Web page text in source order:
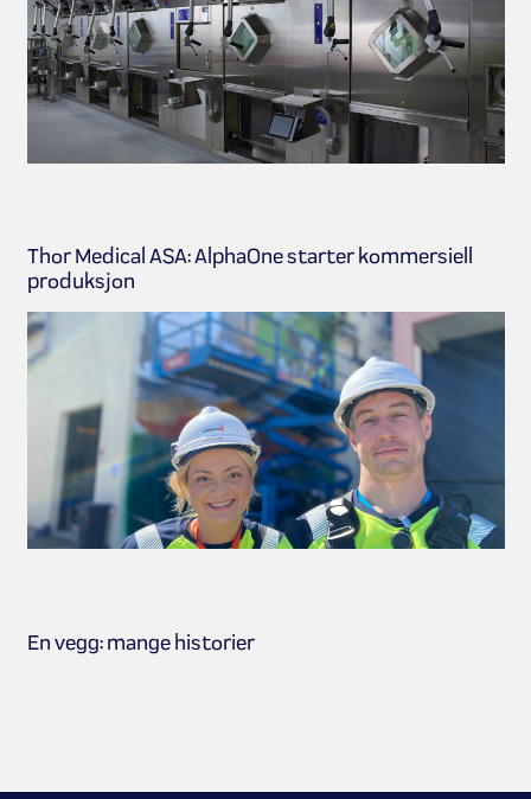
Thor Medical ASA: AlphaOne starter kommersiell
produksjon
En vegg: mange historier